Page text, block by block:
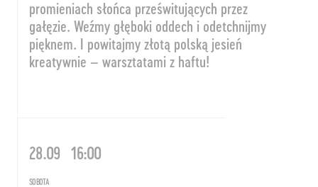
promieniach słońca prześwitujących przez
gałęzie. Weźmy głęboki oddech i odetchnijmy
pięknem. I powitajmy złotą polską jesień
kreatywnie – warsztatami z haftu!
28.09 16:00
SOBOTA